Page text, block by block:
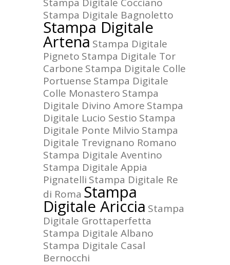
Stampa Digitale Bagnoletto
Stampa Digitale
Artena Stampa Digitale
Pigneto Stampa Digitale Tor
Carbone Stampa Digitale Colle
Portuense Stampa Digitale
Colle Monastero Stampa
Digitale Divino Amore Stampa
Digitale Lucio Sestio Stampa
Digitale Ponte Milvio Stampa
Digitale Trevignano Romano
Stampa Digitale Aventino
Stampa Digitale Appia
Pignatelli Stampa Digitale Re
di Roma Stampa
Digitale Ariccia Stampa
Digitale Grottaperfetta
Stampa Digitale Albano
Stampa Digitale Casal
Bernocchi